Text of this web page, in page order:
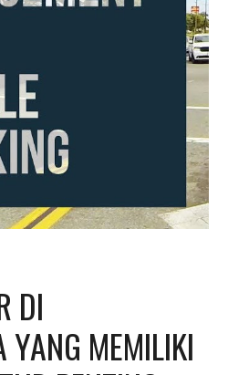
DI
YANG MEMILIKI